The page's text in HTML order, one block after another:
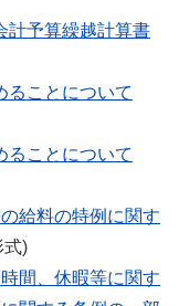
予算繰越計算書
ことについて
ことについて
給料の特例に関す
式)
間、休暇等に関す